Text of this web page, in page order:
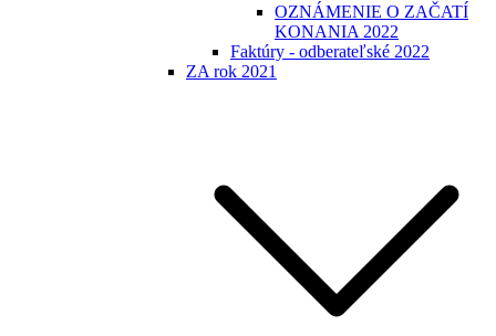
OZNÁMENIE O ZAČATÍ
KONANIA 2022
Faktúry - odberateľské 2022
ZA rok 2021